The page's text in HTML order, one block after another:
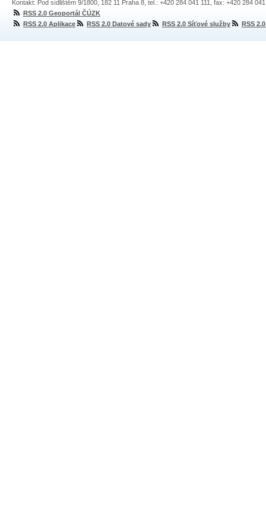
Kontakt: Pod sídlištěm 9/1800, 182 11 Praha 8, tel.: +420 284 041 111, fax: +420 284
RSS 2.0 Geoportál ČÚZK
RSS 2.0 Aplikace
RSS 2.0 Datové sady RSS 2.0 Síťové služby RSS